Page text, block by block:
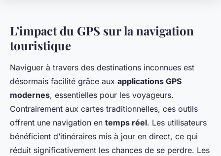
L’impact du GPS sur la navigation
touristique
Naviguer à travers des destinations inconnues est
désormais facilité grâce aux applications GPS
modernes, essentielles pour les voyageurs.
Contrairement aux cartes traditionnelles, ces outils
offrent une navigation en temps réel. Les utilisateurs
bénéficient d’itinéraires mis à jour en direct, ce qui
réduit significativement les chances de se perdre. Les